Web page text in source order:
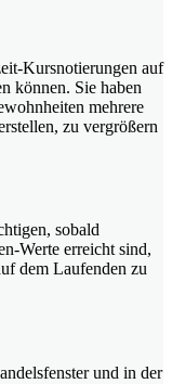
Kursnotierungen auf
können. Sie haben
mehrere
zu vergrößern
sobald
Werte erreicht sind,
dem Laufenden zu
und in der